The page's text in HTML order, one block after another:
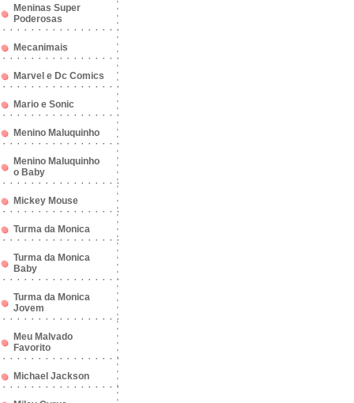
Meninas Super
Poderosas
Mecanimais
Marvel e Dc Comics
Mario e Sonic
Menino Maluquinho
Menino Maluquinho
o Baby
Mickey Mouse
Turma da Monica
Turma da Monica
Baby
Turma da Monica
Jovem
Meu Malvado
Favorito
Michael Jackson